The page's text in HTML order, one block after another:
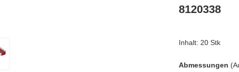
8120338
Inhalt: 20 Stk
Abmessungen